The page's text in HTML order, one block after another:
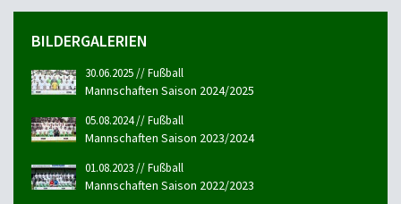
BILDERGALERIEN
30.06.2025 // Fußball
Mannschaften Saison 2024/2025
05.08.2024 // Fußball
Mannschaften Saison 2023/2024
01.08.2023 // Fußball
Mannschaften Saison 2022/2023